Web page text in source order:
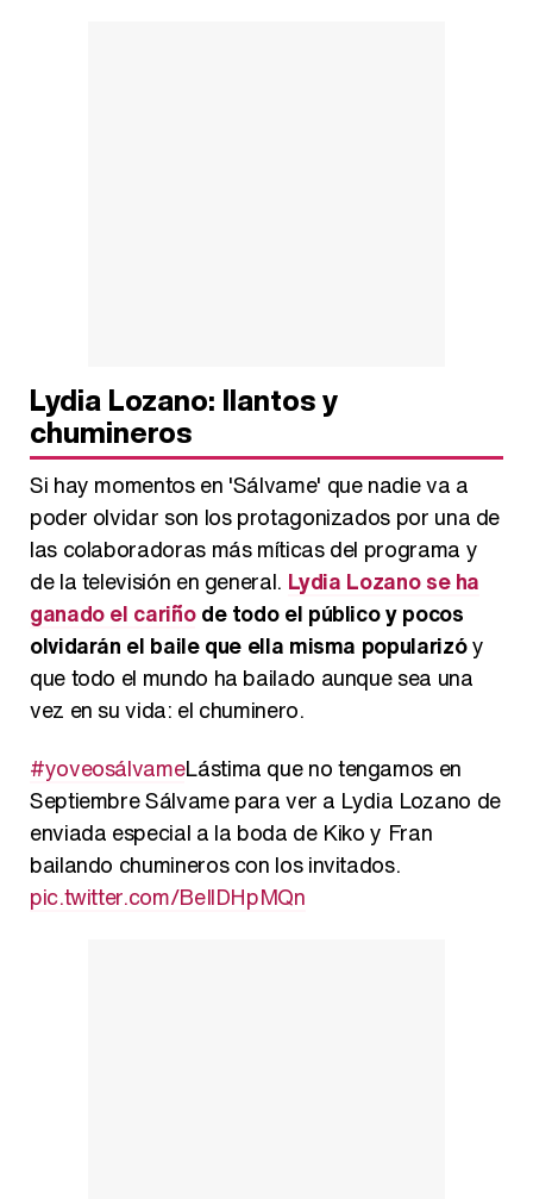
Lydia Lozano: llantos y
chumineros
Si hay momentos en 'Sálvame' que nadie va a
poder olvidar son los protagonizados por una de
las colaboradoras más míticas del programa y
de la televisión en general. Lydia Lozano se ha
ganado el cariñode todo el público y pocos
olvidarán el baile que ella misma popularizóy
que todo el mundo ha bailado aunque sea una
vez en su vida: el chuminero.
#yoveosálvameLástima que no tengamos en
Septiembre Sálvame para ver a Lydia Lozano de
enviada especial a la boda de Kiko y Fran
bailando chumineros con los invitados.
pic.twitter.com/BeIlDHpMQn